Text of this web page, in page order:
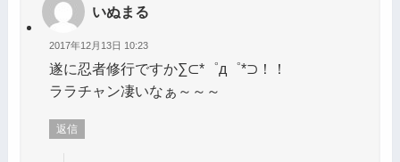
いぬまる
2017年12月13日 10:23
遂に忍者修行ですか∑⊂*゜д゜*⊃！！
ララチャン凄いなぁ～～～
返信